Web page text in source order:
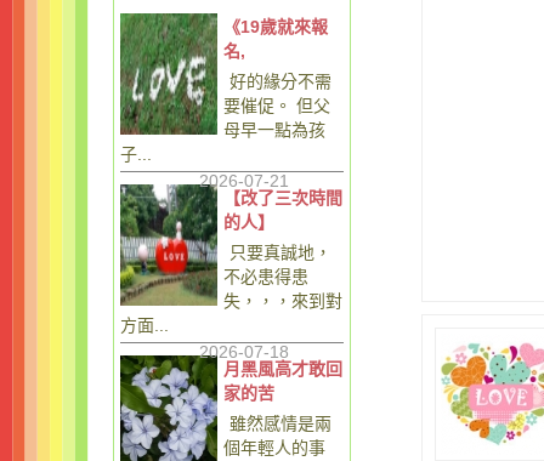
《19歲就來報
名,
好的緣分不需
要催促。 但父
母早一點為孩
子...
2026-07-21
【改了三次時間
的人】
只要真誠地，
不必患得患
失，，，來到對
方面...
2026-07-18
月黑風高才敢回
家的苦
雖然感情是兩
個年輕人的事